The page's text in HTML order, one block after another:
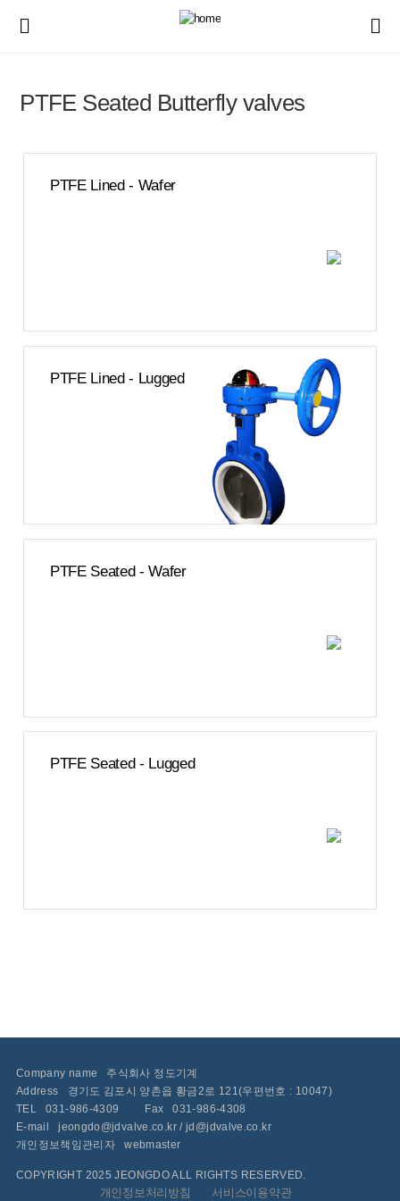
PTFE Seated Butterfly valves
PTFE Lined - Wafer
PTFE Lined - Lugged
PTFE Seated - Wafer
PTFE Seated - Lugged
Company name
주식회사 정도기계
Address
경기도 김포시 양촌읍 황금2로 121(우편번호 : 10047)
TEL
031-986-4309 Fax
031-986-4308
E-mail
jeongdo@jdvalve.co.kr / jd@jdvalve.co.kr
개인정보책임관리자
webmaster
COPYRIGHT 2025 JEONGDO ALL RIGHTS RESERVED.
개인정보처리방침 서비스이용약관